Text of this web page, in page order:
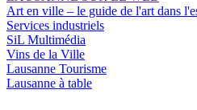
Art en ville – le guide de l'art dans
Services industriels
SiL Multimédia
Vins de la Ville
Lausanne Tourisme
Lausanne à table